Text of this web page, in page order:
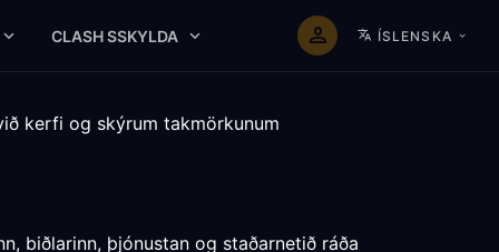
CLASH SSKYLDA ÍSLENSKA
kerfi og skýrum takmörkunum
biðlarinn, þjónustan og staðarnetið ráða